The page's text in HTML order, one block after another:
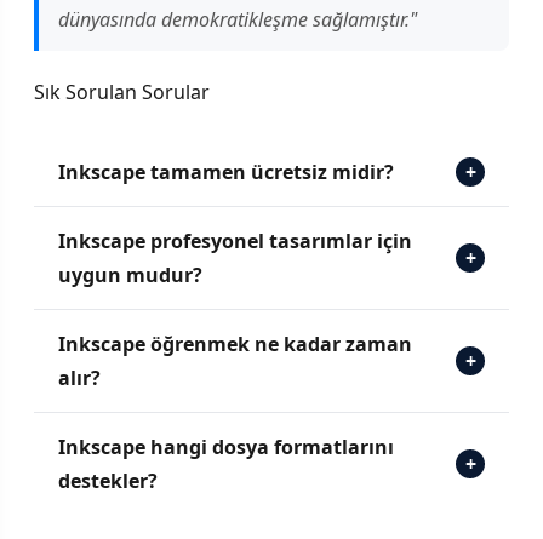
dünyasında demokratikleşme sağlamıştır."
Sık Sorulan Sorular
Inkscape tamamen ücretsiz midir? +
Inkscape profesyonel tasarımlar için
uygun mudur?
+
Inkscape öğrenmek ne kadar zaman
alır?
+
Inkscape hangi dosya formatlarını
destekler?
+